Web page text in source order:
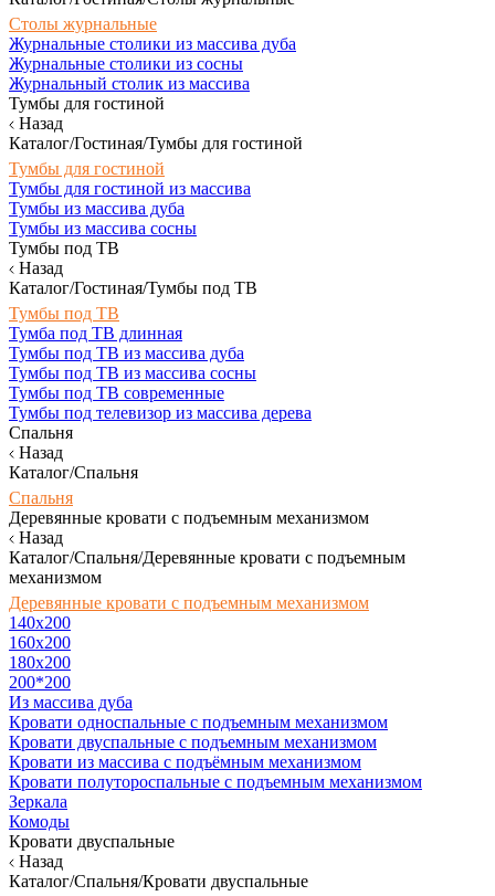
Столы журнальные
Журнальные столики из массива дуба
Журнальные столики из сосны
Журнальный столик из массива
Тумбы для гостиной
Назад
Каталог/Гостиная/Тумбы для гостиной
Тумбы для гостиной
Тумбы для гостиной из массива
Тумбы из массива дуба
Тумбы из массива сосны
Тумбы под ТВ
Назад
Каталог/Гостиная/Тумбы под ТВ
Тумбы под ТВ
Тумба под ТВ длинная
Тумбы под ТВ из массива дуба
Тумбы под ТВ из массива сосны
Тумбы под ТВ современные
Тумбы под телевизор из массива дерева
Спальня
Назад
Каталог/Спальня
Спальня
Деревянные кровати с подъемным механизмом
Назад
Каталог/Спальня/Деревянные кровати с подъемным
механизмом
Деревянные кровати с подъемным механизмом
140x200
160х200
180х200
200*200
Из массива дуба
Кровати односпальные с подъемным механизмом
Кровати двуспальные с подъемным механизмом
Кровати из массива с подъёмным механизмом
Кровати полутороспальные с подъемным механизмом
Зеркала
Комоды
Кровати двуспальные
Назад
Каталог/Спальня/Кровати двуспальные